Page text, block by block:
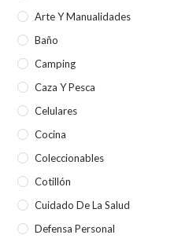
Arte Y Manualidades
Baño
Camping
Caza Y Pesca
Celulares
Cocina
Coleccionables
Cotillón
Cuidado De La Salud
Defensa Personal